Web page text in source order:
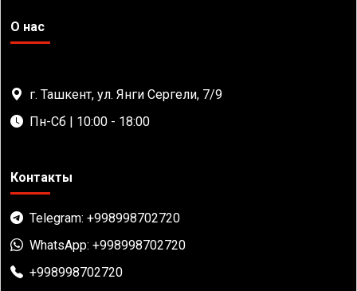
О нас
г. Ташкент, ул. Янги Сергели, 7/9
Пн-Сб | 10:00 - 18:00
Контакты
Telegram: +998998702720
WhatsApp: +998998702720
+998998702720